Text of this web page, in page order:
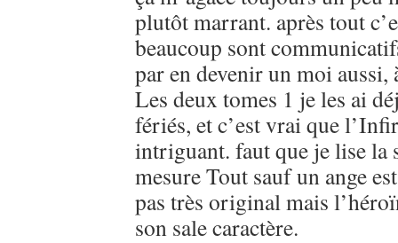
plutôt marrant. après tout
beaucoup sont
par en devenir un moi aussi,
Les deux tomes 1 je les ai
fériés, et c’est vrai que
intriguant. faut que je lise la
mesure Tout sauf un ange
pas très original mais
son sale caractère.